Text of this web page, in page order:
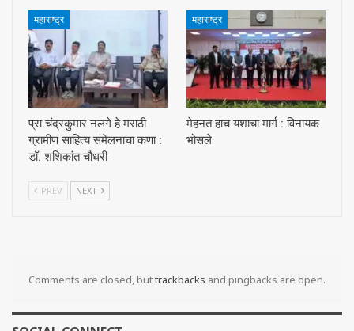
महाराष्ट्र
प्रा.चंद्रकुमार नलगे हे मराठी
ग्रामीण साहित्य संमेलनाचा कणा :
डॉ. शशिकांत चौधरी
महाराष्ट्र
मेहनत हाच यशाचा मार्ग : विनायक
भोसले
PREV NEXT
Comments are closed, buttrackbacks and pingbacks are open.